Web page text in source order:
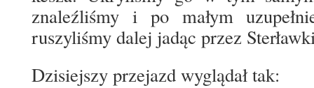
znaleźliśmy i po małym
ruszyliśmy dalej jadąc przez
Dzisiejszy przejazd wyglądał tak: